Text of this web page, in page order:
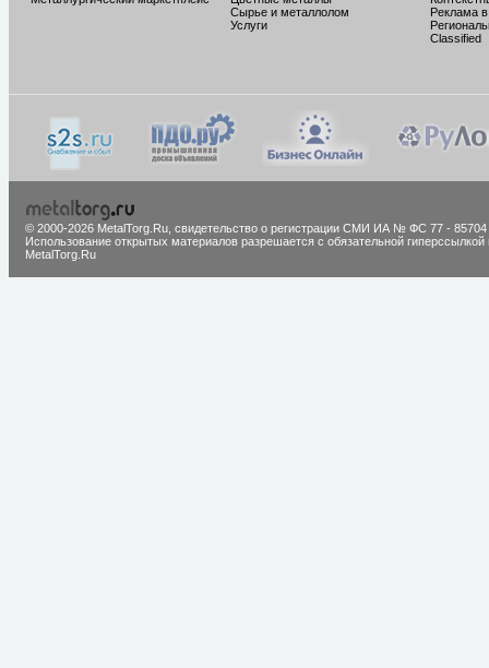
Сырье и металлолом
Услуги
Реклама
Classified
© 2000-2026 MetalTorg.Ru, cвидетельство о регистрации СМИ ИА № ФС 77 - 85704
Использование открытых материалов разрешается с обязательной гиперссылкой
MetalTorg.Ru